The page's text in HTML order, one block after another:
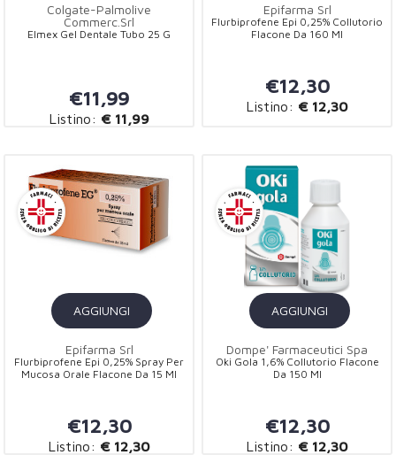
Colgate-Palmolive
Commerc.Srl
Elmex Gel Dentale Tubo 25 G
€11,99
Listino: € 11,99
Epifarma Srl
Flurbiprofene Epi 0,25% Collutorio
Flacone Da 160 Ml
€12,30
Listino: € 12,30
AGGIUNGI
Epifarma Srl
Flurbiprofene Epi 0,25% Spray Per
Mucosa Orale Flacone Da 15 Ml
€12,30
Listino: € 12,30
AGGIUNGI
Dompe' Farmaceutici Spa
Oki Gola 1,6% Collutorio Flacone
Da 150 Ml
€12,30
Listino: € 12,30